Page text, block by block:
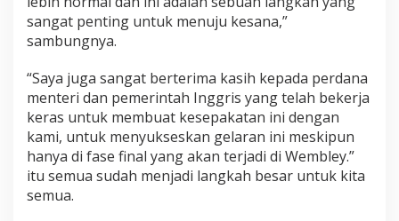
sangat penting untuk menuju kesana,”
sambungnya.
“Saya juga sangat berterima kasih kepada perdana
menteri dan pemerintah Inggris yang telah bekerja
keras untuk membuat kesepakatan ini dengan
kami, untuk menyukseskan gelaran ini meskipun
hanya di fase final yang akan terjadi di Wembley.”
itu semua sudah menjadi langkah besar untuk kita
semua.